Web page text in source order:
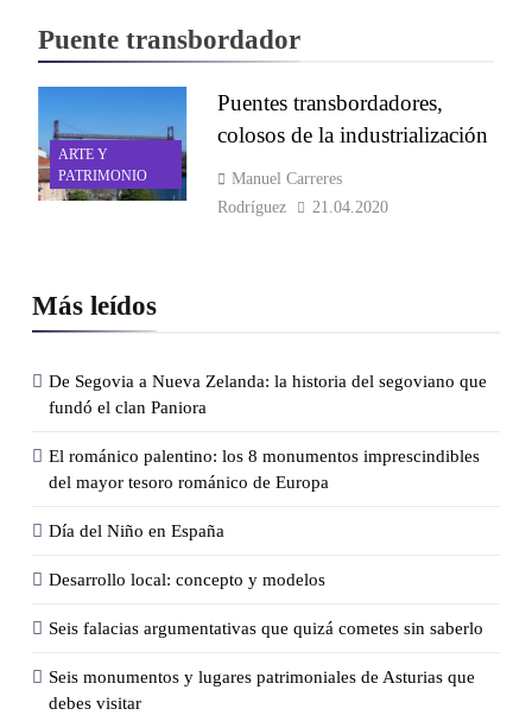
Más leídos
De Segovia a Nueva Zelanda: la historia del segoviano que
fundó el clan Paniora
El románico palentino: los 8 monumentos imprescindibles
del mayor tesoro románico de Europa
Día del Niño en España
Desarrollo local: concepto y modelos
Seis falacias argumentativas que quizá cometes sin saberlo
Seis monumentos y lugares patrimoniales de Asturias que
debes visitar
Puente transbordador
ARTE Y
PATRIMONIO
Puentes transbordadores,
colosos de la industrialización
Manuel Carreres
Rodríguez
21.04.2020